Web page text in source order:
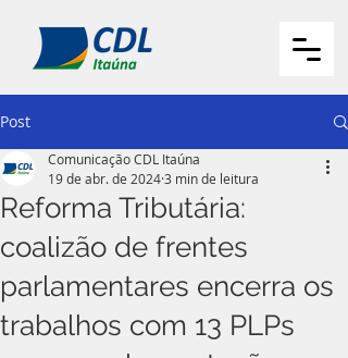
Post
Reforma Tributária:
coalizão de frentes
parlamentares encerra os
trabalhos com 13 PLPs
Comunicação CDL Itaúna
19 de abr. de 20243 min de leitura